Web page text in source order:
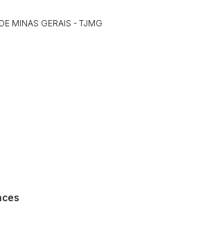
MINAS GERAIS - TJMG
18:43:11 TIAGOFELIPE
18:43:11
login